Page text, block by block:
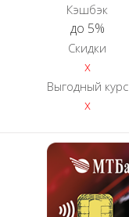
Кэшбэк
до 5%
Скидки
x
Выгодный курс
x